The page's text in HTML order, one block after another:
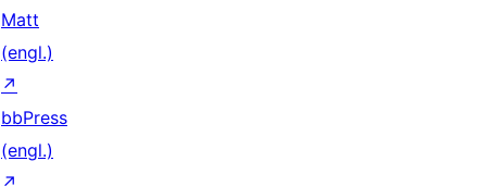
Matt
(engl.)
↗
bbPress
(engl.)